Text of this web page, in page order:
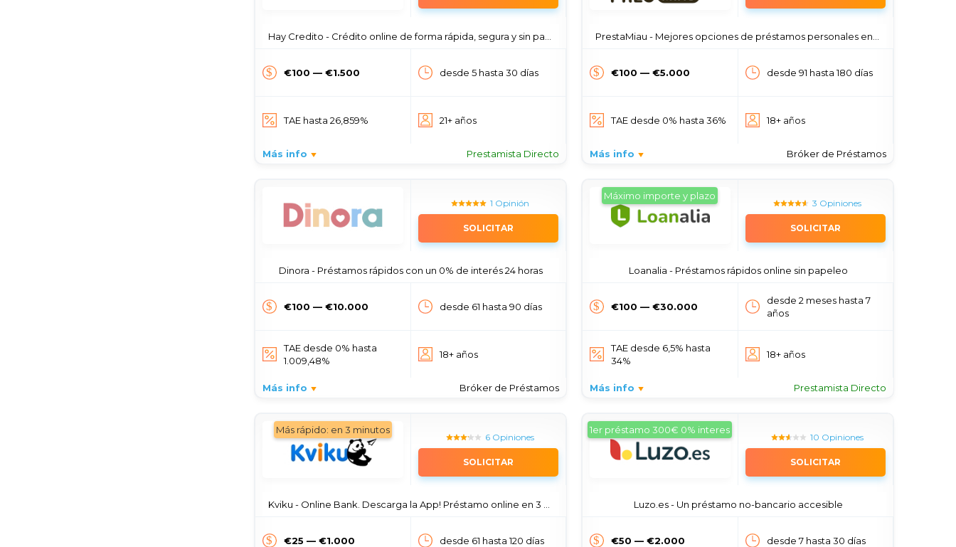
Hay Credito - Crédito online de forma rápida, segura y sin papeleo
€100 — €1.500 desde 5 hasta 30 días
TAE hasta 26,859% 21+ años
Más info Prestamista Directo
PrestaMiau - Mejores opciones de préstamos personales en España
€100 — €5.000 desde 91 hasta 180 días
TAE desde 0% hasta 36% 18+ años
Más info Bróker de Préstamos
1 Opinión
SOLICITAR
Dinora - Préstamos rápidos con un 0% de interés 24 horas
€100 — €10.000 desde 61 hasta 90 días
TAE desde 0% hasta
1.009,48%
18+ años
Más info Bróker de Préstamos
Máximo importe y plazo
3 Opiniones
SOLICITAR
Loanalia - Préstamos rápidos online sin papeleo
€100 — €30.000
desde 2 meses hasta 7
años
TAE desde 6,5% hasta
34%
18+ años
Más info Prestamista Directo
Más rápido: en 3 minutos
6 Opiniones
SOLICITAR
Kviku - Online Bank. Descarga la App! Préstamo online en 3 minutos.
€25 — €1.000 desde 61 hasta 120 días
1er préstamo 300€ 0% interes
10 Opiniones
SOLICITAR
Luzo.es - Un préstamo no-bancario accesible
€50 — €2.000 desde 7 hasta 30 días